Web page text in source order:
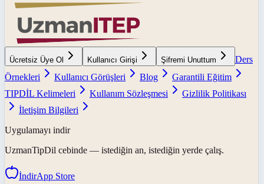
Ücretsiz Üye Ol Kullanıcı Girişi Şifremi Unuttum
Ders
Örnekleri
Kullanıcı Görüşleri Blog
Garantili Eğitim
TIPDİL Kelimeleri
Kullanım Sözleşmesi
Gizlilik Politikası
İletişim Bilgileri
Uygulamayı indir
UzmanTipDil cebinde — istediğin an, istediğin yerde çalış.
İndirApp Store